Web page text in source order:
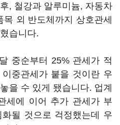
, 철강과 알루미늄, 자동차
외 반도체까지 상호관세
습니다.
중순부터 25% 관세가 적
중관세가 붙을 것이란 우
을 수 있게 됐습니다. 업계
세에 이어 추가 관세가 부
될 것으로 걱정했는데 우